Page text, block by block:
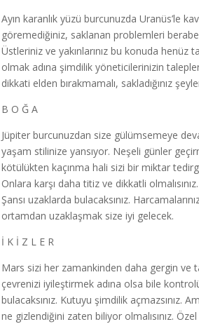
Ayın karanlık yüzü burcunuzda Uranüs’le
göremediğiniz, saklanan problemleri
Üstleriniz ve yakınlarınız bu konuda
olmak adına şimdilik yöneticilerinizin
dikkati elden bırakmamalı, sakladığınız
B O Ğ A
Jüpiter burcunuzdan size gülümsemeye
yaşam stilinize yansıyor. Neşeli günler
kötülükten kaçınma hali sizi bir miktar
Onlara karşı daha titiz ve dikkatli
Şansı uzaklarda bulacaksınız.
ortamdan uzaklaşmak size iyi gelecek.
İ K İ Z L E R
Mars sizi her zamankinden daha gergin ve
çevrenizi iyileştirmek adına olsa bile
bulacaksınız. Kutuyu şimdilik açmazsınız.
ne gizlendiğini zaten biliyor olmalısınız.